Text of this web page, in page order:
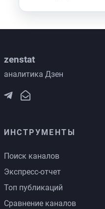
zenstat
аналитика Дзен
ИНСТРУМЕНТЫ
Поиск каналов
Экспресс-отчет
Топ публикаций
Сравнение каналов